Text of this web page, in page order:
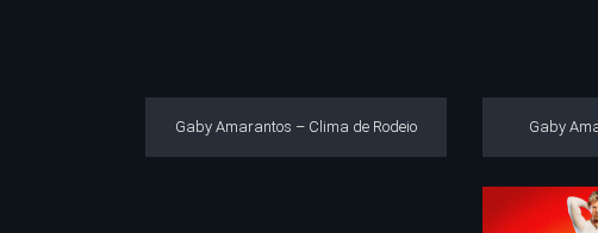
Gaby Amarantos – Clima de Rodeio Gaby